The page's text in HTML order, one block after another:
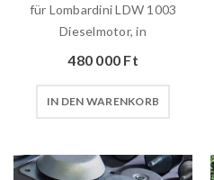
für Lombardini LDW 1003
Dieselmotor, in
480 000 Ft
IN DEN WARENKORB